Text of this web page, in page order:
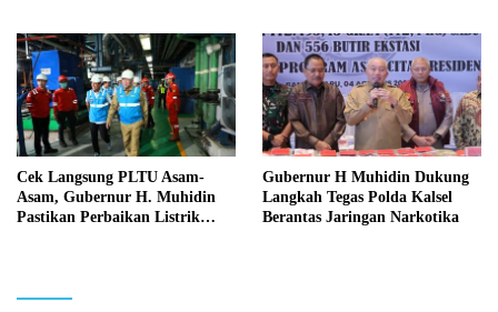
Cek Langsung PLTU Asam-
Asam, Gubernur H. Muhidin
Pastikan Perbaikan Listrik
Gubernur H Muhidin Dukung
Langkah Tegas Polda Kalsel
Berantas Jaringan Narkotika